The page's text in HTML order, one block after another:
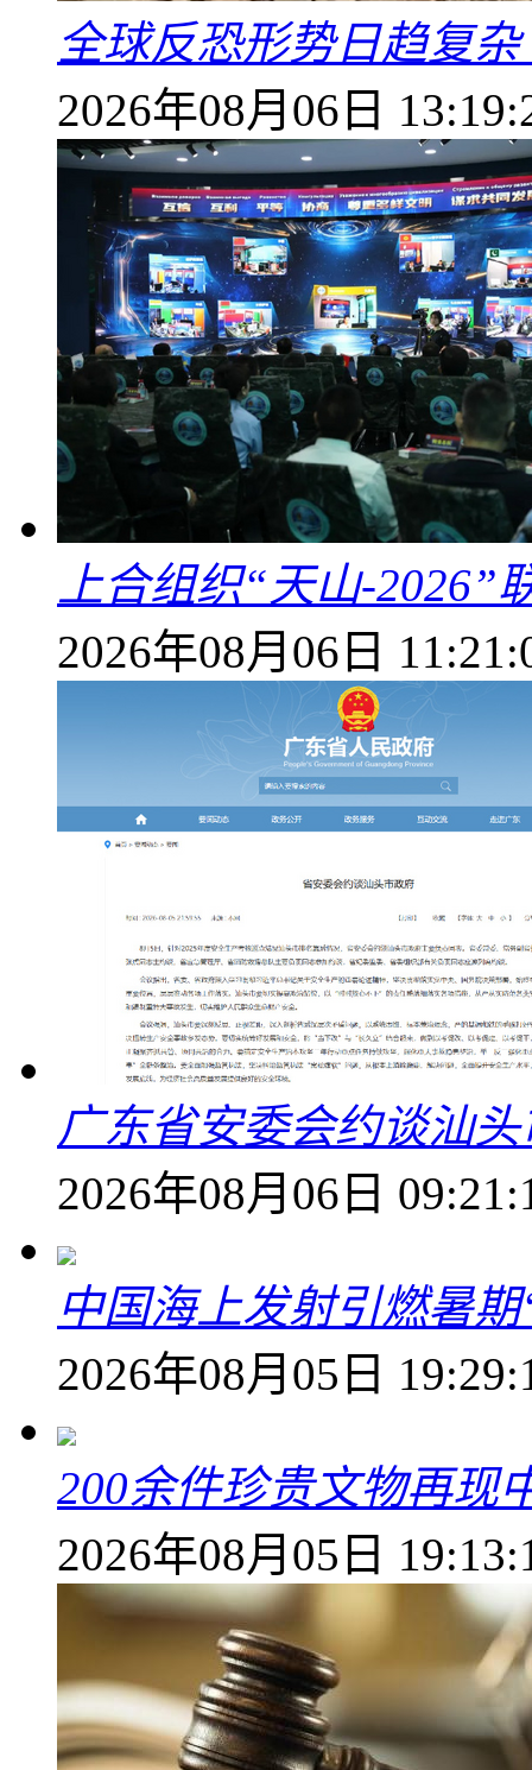
全球反恐形势日趋复
2026年08月06日
上合组织“天山-2026”
2026年08月06日
广东省安委会约谈汕
2026年08月06日
中国海上发射引燃暑
2026年08月05日
200余件珍贵文物再现
2026年08月05日